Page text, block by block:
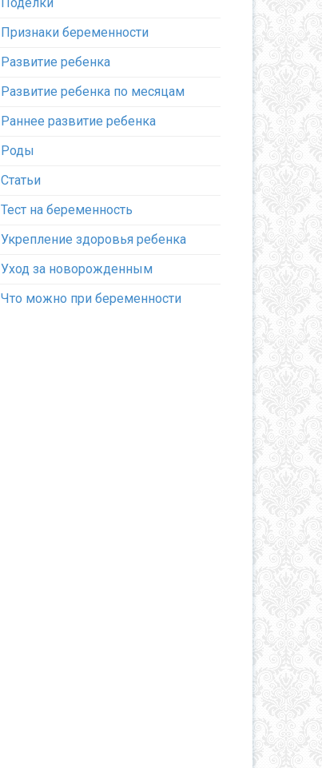
Признаки беременности
Развитие ребенка
Развитие ребенка по месяцам
Раннее развитие ребенка
Роды
Статьи
Тест на беременность
Укрепление здоровья ребенка
Уход за новорожденным
Что можно при беременности